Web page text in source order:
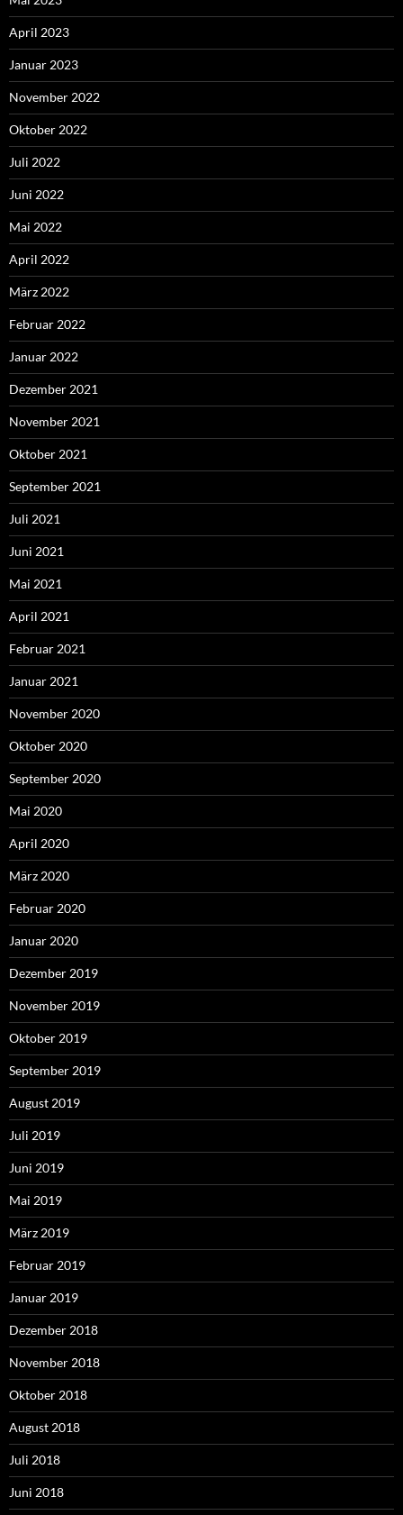
April 2023
Januar 2023
November 2022
Oktober 2022
Juli 2022
Juni 2022
Mai 2022
April 2022
März 2022
Februar 2022
Januar 2022
Dezember 2021
November 2021
Oktober 2021
September 2021
Juli 2021
Juni 2021
Mai 2021
April 2021
Februar 2021
Januar 2021
November 2020
Oktober 2020
September 2020
Mai 2020
April 2020
März 2020
Februar 2020
Januar 2020
Dezember 2019
November 2019
Oktober 2019
September 2019
August 2019
Juli 2019
Juni 2019
Mai 2019
März 2019
Februar 2019
Januar 2019
Dezember 2018
November 2018
Oktober 2018
August 2018
Juli 2018
Juni 2018